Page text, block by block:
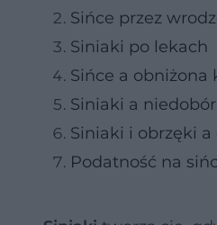
Sińce przez
Siniaki po lekach
Sińce a obniżona
Siniaki a
Siniaki i obrzęki
Podatność na